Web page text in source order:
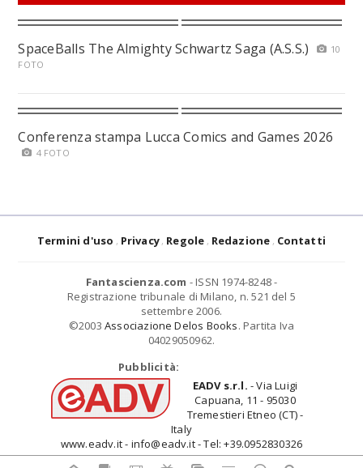
SpaceBalls The Almighty Schwartz Saga (A.S.S.)
10
FOTO
Conferenza stampa Lucca Comics and Games 2026
4 FOTO
Termini d'uso Privacy Regole Redazione Contatti
Fantascienza.com - ISSN 1974-8248 -
Registrazione tribunale di Milano, n. 521 del 5
settembre 2006.
©2003 Associazione Delos Books. Partita Iva
04029050962.
Pubblicità:
EADV s.r.l. - Via Luigi
Capuana, 11 - 95030
Tremestieri Etneo (CT) -
Italy
www.eadv.it - info@eadv.it - Tel: +39.0952830326